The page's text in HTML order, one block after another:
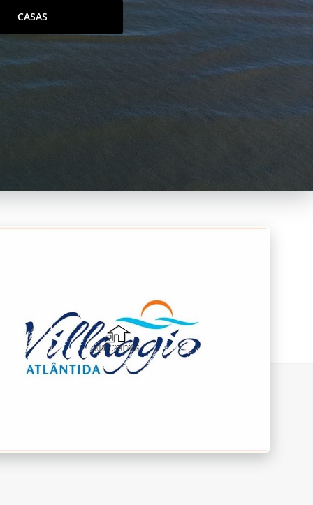
CASAS